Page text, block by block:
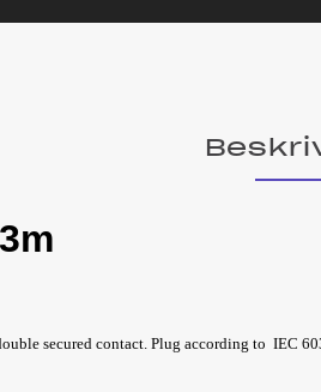
secured contact. Plug according to IEC